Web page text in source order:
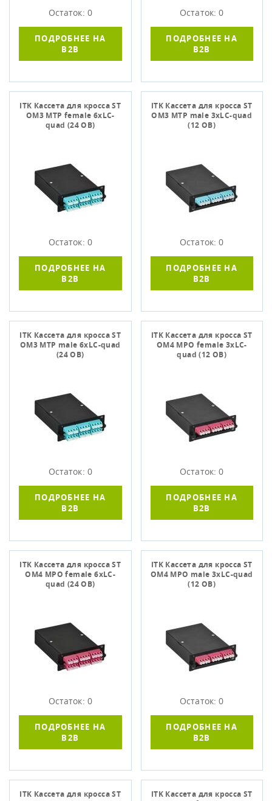
Остаток: 0
ПОДРОБНЕЕ НА
B2B
Остаток: 0
ПОДРОБНЕЕ НА
B2B
ITK Кассета для кросса ST
OM3 MTP female 6хLC-
quad (24 ОВ)
Остаток: 0
ПОДРОБНЕЕ НА
B2B
ITK Кассета для кросса ST
OM3 MTP male 3хLC-quad
(12 ОВ)
Остаток: 0
ПОДРОБНЕЕ НА
B2B
ITK Кассета для кросса ST
OM3 MTP male 6хLC-quad
(24 ОВ)
Остаток: 0
ПОДРОБНЕЕ НА
B2B
ITK Кассета для кросса ST
OM4 MPO female 3хLC-
quad (12 ОВ)
Остаток: 0
ПОДРОБНЕЕ НА
B2B
ITK Кассета для кросса ST
OM4 MPO female 6хLC-
quad (24 ОВ)
Остаток: 0
ПОДРОБНЕЕ НА
B2B
ITK Кассета для кросса ST
OM4 MPO male 3хLC-quad
(12 ОВ)
Остаток: 0
ПОДРОБНЕЕ НА
B2B
ITK Кассета для кросса ST
ITK Кассета для кросса ST